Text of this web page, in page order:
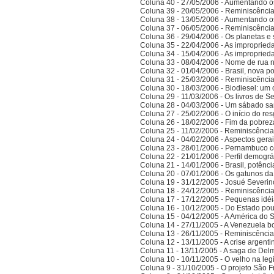
Coluna 40 - 27/05/2006 - Aumentando
Coluna 39 - 20/05/2006 -
Coluna 38 - 13/05/2006 - Aumentando
Coluna 37 - 06/05/2006 -
Coluna 36 - 29/04/2006 - Os planetas e
Coluna 35 - 22/04/2006 - As
Coluna 34 - 15/04/2006 - As
Coluna 33 - 08/04/2006 - Nome de rua
Coluna 32 - 01/04/2006 - Brasil, nova
Coluna 31 - 25/03/2006 -
Coluna 30 - 18/03/2006 - Biodiesel:
Coluna 29 - 11/03/2006 - Os livros de
Coluna 28 - 04/03/2006 - Um sábado
Coluna 27 - 25/02/2006 - O início do
Coluna 26 - 18/02/2006 - Fim da
Coluna 25 - 11/02/2006 -
Coluna 24 - 04/02/2006 - Aspectos
Coluna 23 - 28/01/2006 - Pernambuco
Coluna 22 - 21/01/2006 - Perfil
Coluna 21 - 14/01/2006 - Brasil,
Coluna 20 - 07/01/2006 - Os gatunos
Coluna 19 - 31/12/2005 - Josué
Coluna 18 - 24/12/2005 -
Coluna 17 - 17/12/2005 - Pequenas
Coluna 16 - 10/12/2005 - Do Estado
Coluna 15 - 04/12/2005 - A América do
Coluna 14 - 27/11/2005 - A Venezuela
Coluna 13 - 26/11/2005 -
Coluna 12 - 13/11/2005 - A crise
Coluna 11 - 13/11/2005 - A saga de
Coluna 10 - 10/11/2005 - O velho na
Coluna 9 - 31/10/2005 - O projeto São